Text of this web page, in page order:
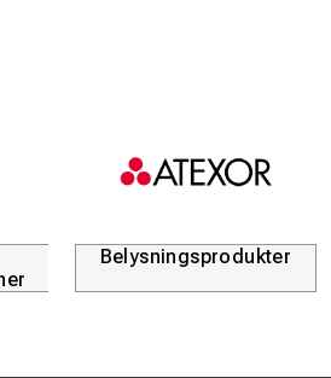
Belysningsprodukter